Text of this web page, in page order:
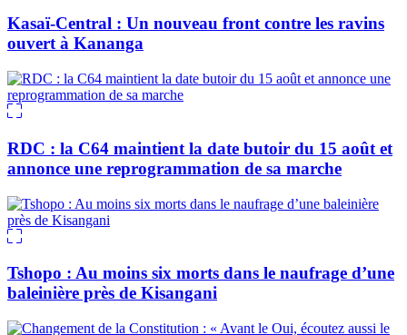
Kasaï-Central : Un nouveau front contre les ravins
ouvert à Kananga
RDC : la C64 maintient la date butoir du 15 août et
annonce une reprogrammation de sa marche
Tshopo : Au moins six morts dans le naufrage d’une
baleinière près de Kisangani